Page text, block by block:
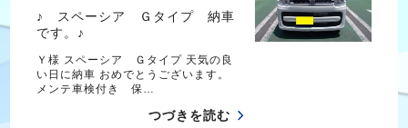
♪ スペーシア Ｇタイプ 納車
です。♪
Ｙ様 スペーシア Ｇタイプ 天気の良
い日に納車 おめでとうございます。
メンテ車検付き 保…
つづきを読む